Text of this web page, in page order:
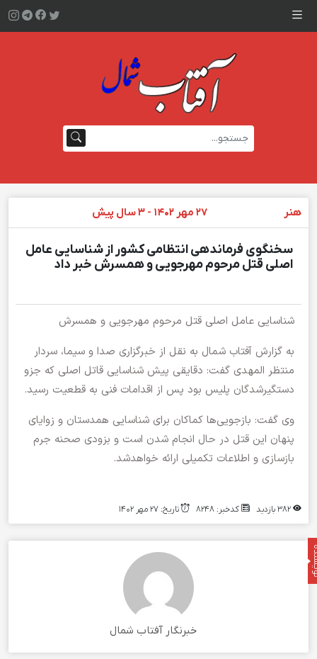
هنر ۲۷ مهر ۱۴۰۲ - ۳ سال پیش
سخنگوی فرماندهی انتظامی کشور از شناسایی عامل
اصلی قتل مرحوم مهرجویی و همسرش خبر داد
شناسایی عامل اصلی قتل مرحوم مهرجویی و همسرش
به گزارش آفتاب شمال به نقل از خبرگزاری صدا و سیما، سردار
منتظر المهدی گفت: دقایقی پیش شناسایی قاتل اصلی که جزو
دستگیرشدگان پلیس بود پس از اقدامات فنی به قطعیت رسید.
وی گفت: بازجویی‌ها کماکان برای شناسایی همدستان و زوایای
پنهان این قتل در حال انجام شدن است و بزودی صحنه جرم
بازسازی و اطلاعات تکمیلی ارائه خواهدشد.
کدخبر: ۸۲۴۸ تاریخ: ۲۷ مهر ۱۴۰۲
خبرنگار آفتاب شمال